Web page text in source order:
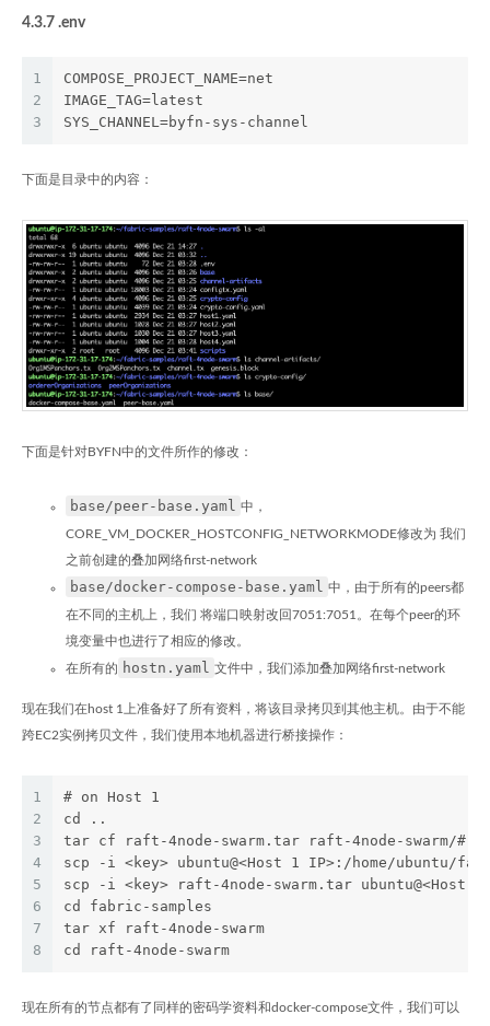
4.3.7 .env
1
2
3
COMPOSE_PROJECT_NAME=net
IMAGE_TAG=latest
SYS_CHANNEL=byfn-sys-channel
下面是目录中的内容：
下面是针对BYFN中的文件所作的修改：
base/peer-base.yaml 中，
CORE_VM_DOCKER_HOSTCONFIG_NETWORKMODE修改为 我们
之前创建的叠加网络first-network
base/docker-compose-base.yaml 中，由于所有的peers都
在不同的主机上，我们 将端口映射改回7051:7051。在每个peer的环
境变量中也进行了相应的修改。
在所有的 hostn.yaml 文件中，我们添加叠加网络first-network
现在我们在host 1上准备好了所有资料，将该目录拷贝到其他主机。由于不能
跨EC2实例拷贝文件，我们使用本地机器进行桥接操作：
1
2
3
4
5
6
7
8
# on Host 1
cd ..
tar cf raft-4node-swarm.tar raft-4node-swarm/#
scp -i <key> ubuntu@<Host 1 IP>:/home/ubuntu/
scp -i <key> raft-4node-swarm.tar
cd fabric-samples
tar xf raft-4node-swarm
cd raft-4node-swarm
现在所有的节点都有了同样的密码学资料和docker-compose文件，我们可以